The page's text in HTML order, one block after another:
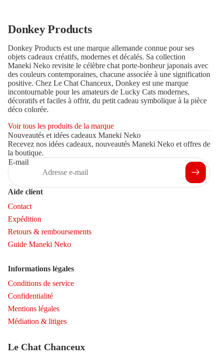
Donkey Products
Donkey Products est une marque allemande connue pour ses
objets cadeaux créatifs, modernes et décalés. Sa collection
Maneki Neko revisite le célèbre chat porte-bonheur japonais avec
des couleurs contemporaines, chacune associée à une signification
positive. Chez Le Chat Chanceux, Donkey est une marque
incontournable pour les amateurs de Lucky Cats modernes,
décoratifs et faciles à offrir, du petit cadeau symbolique à la pièce
déco colorée.
Voir tous les produits de la marque
Nouveautés et idées cadeaux Maneki Neko
Recevez nos idées cadeaux, nouveautés Maneki Neko et offres de
la boutique.
E-mail
Aide client
Contact
Expédition
Retours & remboursements
Guide Maneki Neko
Informations légales
Conditions de service
Confidentialité
Mentions légales
Médiation & litiges
Le Chat Chanceux
Politique de remboursement
Conditions d’utilisation